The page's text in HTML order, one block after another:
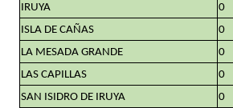
IRUYA
0
ISLA DE CAÑAS
0
LA MESADA GRANDE
0
LAS CAPILLAS
0
SAN ISIDRO DE IRUYA
0